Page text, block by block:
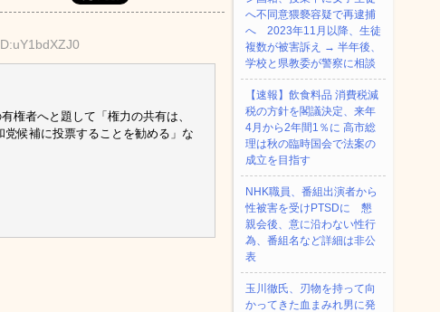
権者へと題して「権力の共有は、
候補に投票することを勧める」な
へ不同意猥褻容疑で再逮捕
へ 2023年11月以降、生徒
複数が被害訴え → 半年後、
学校と県教委が警察に相談
【速報】飲食料品 消費税減
税の方針を閣議決定、来年
4月から2年間1％に 高市総
理は秋の臨時国会で法案の
成立を目指す
NHK職員、番組出演者から
性被害を受けPTSDに 懇
親会後、意に沿わない性行
為、番組名など詳細は非公
表
玉川徹氏、刃物を持って向
かってきた血まみれ男に発